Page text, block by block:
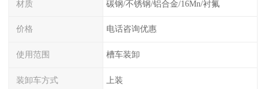
材质 碳钢/不锈钢/铝合金/16Mn/衬氟
价格 电话咨询优惠
使用范围 槽车装卸
装卸车方式 上装